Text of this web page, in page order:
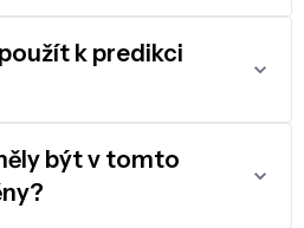
k predikci
být v tomto